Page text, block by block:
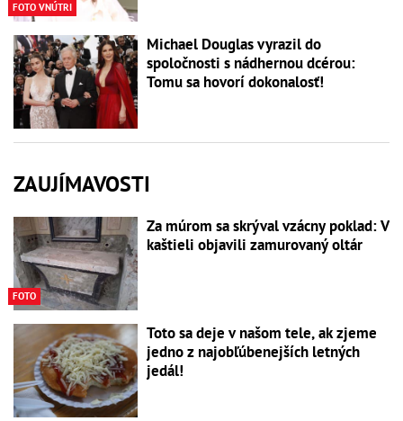
FOTO VNÚTRI
Michael Douglas vyrazil do
spoločnosti s nádhernou dcérou:
Tomu sa hovorí dokonalosť!
ZAUJÍMAVOSTI
FOTO
Za múrom sa skrýval vzácny poklad: V
kaštieli objavili zamurovaný oltár
Toto sa deje v našom tele, ak zjeme
jedno z najobľúbenejších letných
jedál!